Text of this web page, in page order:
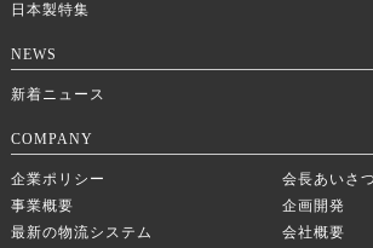
日本製特集
NEWS
新着ニュース
COMPANY
企業ポリシー
会長あいさつ
事業概要
企画開発
最新の物流システム
会社概要